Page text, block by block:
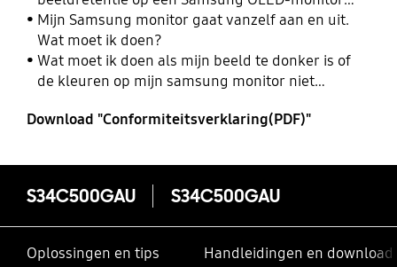
oplossen of voorkomen?
Mijn Samsung monitor gaat vanzelf aan en uit.
Wat moet ik doen?
Wat moet ik doen als mijn beeld te donker is of
de kleuren op mijn samsung monitor niet
Download "Conformiteitsverklaring(PDF)"
S34C500GAU S34C500GAU
Oplossingen en tips Handleidingen en